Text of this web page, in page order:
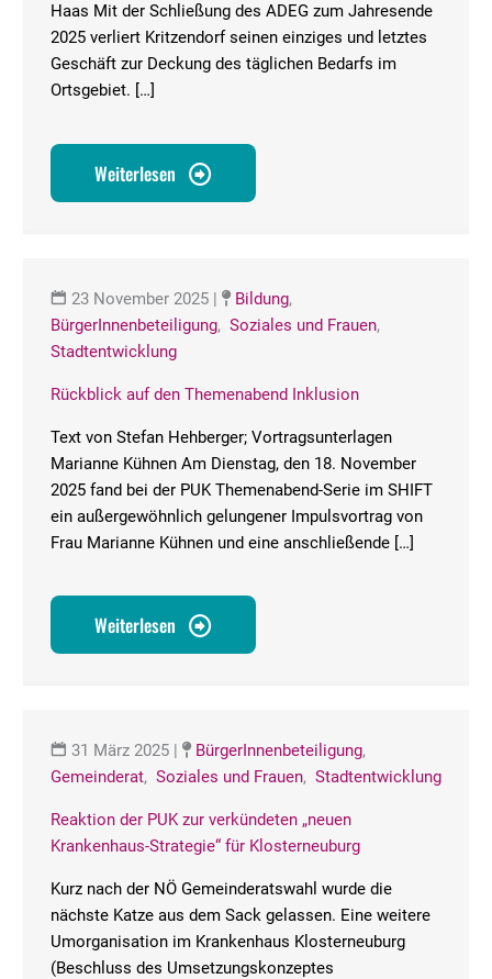
Haas Mit der Schließung des ADEG zum Jahresende
2025 verliert Kritzendorf seinen einziges und letztes
Geschäft zur Deckung des täglichen Bedarfs im
Ortsgebiet. […]
Weiterlesen
23 November 2025 | Bildung,
BürgerInnenbeteiligung, Soziales und Frauen,
Stadtentwicklung
Rückblick auf den Themenabend Inklusion
Text von Stefan Hehberger; Vortragsunterlagen
Marianne Kühnen Am Dienstag, den 18. November
2025 fand bei der PUK Themenabend-Serie im SHIFT
ein außergewöhnlich gelungener Impulsvortrag von
Frau Marianne Kühnen und eine anschließende […]
Weiterlesen
31 März 2025 | BürgerInnenbeteiligung,
Gemeinderat, Soziales und Frauen, Stadtentwicklung
Reaktion der PUK zur verkündeten „neuen
Krankenhaus-Strategie“ für Klosterneuburg
Kurz nach der NÖ Gemeinderatswahl wurde die
nächste Katze aus dem Sack gelassen. Eine weitere
Umorganisation im Krankenhaus Klosterneuburg
(Beschluss des Umsetzungskonzeptes